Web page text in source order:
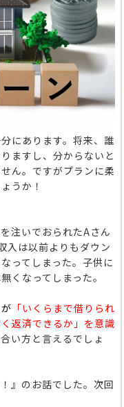
にあります。将来、誰
ますし、分からないと
ん。ですがプランに柔
うか！
注いでおられたAさん
入は以前よりもダウン
ってしまった。子供に
くなってしまった。
「いくらまで借りられ
返済できるか」を意識
い方と言えるでしょ
』のお話でした。次回